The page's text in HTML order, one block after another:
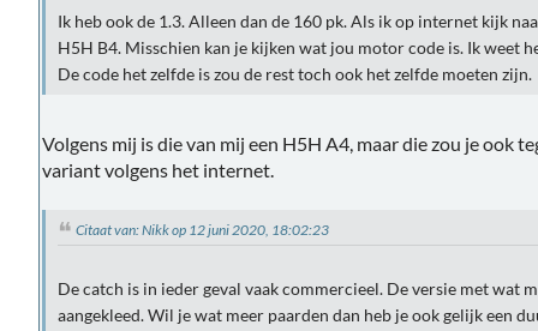
Ik heb ook de 1.3. Alleen dan de 160 pk. Als ik op internet kijk
H5H B4. Misschien kan je kijken wat jou motor code is. Ik weet
De code het zelfde is zou de rest toch ook het zelfde moeten zijn.
Volgens mij is die van mij een H5H A4, maar die zou je ook
variant volgens het internet.
Citaat van: Nikk op 12 juni 2020, 18:02:23
De catch is in ieder geval vaak commercieel. De versie met wat
aangekleed. Wil je wat meer paarden dan heb je ook gelijk een